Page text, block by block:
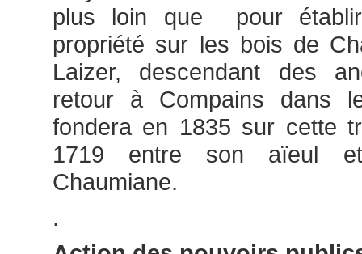
plus loin que pour établir
propriété sur les bois de
Laizer, descendant des
retour à Compains dans
fondera en 1835 sur cette
1719 entre son aïeul
Chaumiane.
.